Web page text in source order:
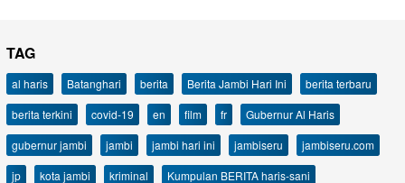
TAG
al haris Batanghari berita Berita Jambi Hari Ini
berita terbaru
berita terkini
covid-19 en film fr
Gubernur Al Haris
gubernur jambi
jambi jambi hari ini jambiseru
jambiseru.com
jp
kota jambi kriminal
Kumpulan BERITA haris-sani